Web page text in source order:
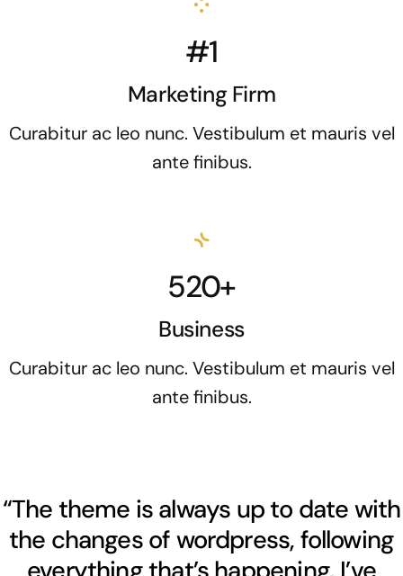
#1
Marketing Firm
Curabitur ac leo nunc. Vestibulum et mauris vel
ante finibus.
520+
Business
Curabitur ac leo nunc. Vestibulum et mauris vel
ante finibus.
“The theme is always up to date with
the changes of wordpress, following
everything that’s happening. I’ve